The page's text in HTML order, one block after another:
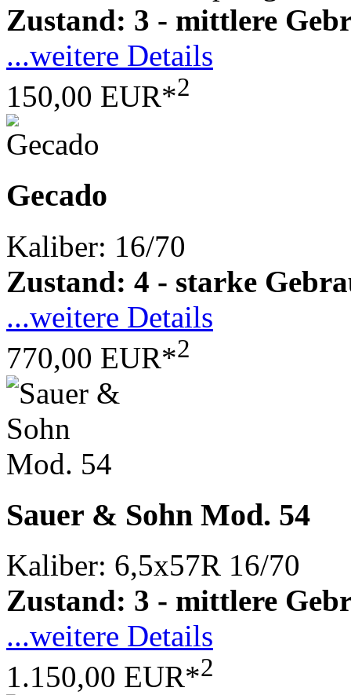
Zustand: 3 - mittlere
...weitere Details
150,00 EUR*2
Gecado
Kaliber: 16/70
Zustand: 4 - starke
...weitere Details
770,00 EUR*2
Sauer & Sohn Mod. 54
Kaliber: 6,5x57R 16/70
Zustand: 3 - mittlere
...weitere Details
1.150,00 EUR*2